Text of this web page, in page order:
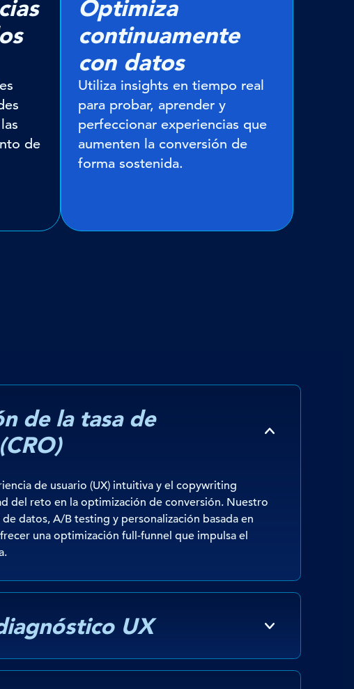
de
Optimiza
continuamente
con datos
Utiliza insights en tiempo real
para probar, aprender y
perfeccionar experiencias que
aumenten la conversión de
forma sostenida.
de la tasa de
de usuario (UX) intuitiva y el copywriting
del reto en la optimización de conversión. Nuestro
datos, A/B testing y personalización basada en
una optimización full-funnel que impulsa el
UX